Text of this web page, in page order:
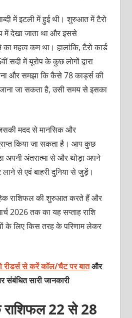
में इटली में हुई थी। शुरुआत में टैरो
में देखा जाता था और इससे
का महत्‍व कम था। हालांकि, टैरो कार्ड
सदी में यूरोप के कुछ लोगों द्वारा
और समझा कि कैसे 78 कार्ड्स की
जा सकता है, उसी समय से इसका
मदद से मानसिक और
किया जा सकता है। आप कुछ
अपनी अंतरात्मा से और थोड़ा अपने
से एवं बाहरी दुनिया से जुड़ें।
राशिफल की शुरुआत करते हैं और
2026 तक का यह सप्ताह राशि
के लिए किस तरह के परिणाम लेकर
रीडर्स से करें कॉल/चैट पर बातऔर
संबंधित सारी जानकारी
राशिफल 22 से 28